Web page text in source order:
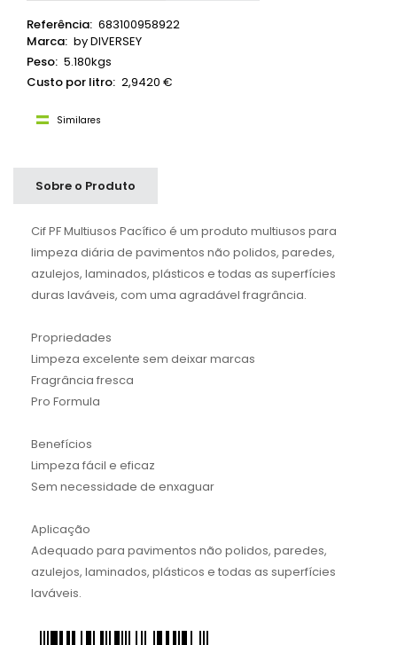
Referência: 683100958922
Marca: by DIVERSEY
Peso: 5.180kgs
Custo por litro: 2,9420 €
Similares
Sobre o Produto
Cif PF Multiusos Pacífico é um produto multiusos para
limpeza diária de pavimentos não polidos, paredes,
azulejos, laminados, plásticos e todas as superfícies
duras laváveis, com uma agradável fragrância.
Propriedades
Limpeza excelente sem deixar marcas
Fragrância fresca
Pro Formula
Benefícios
Limpeza fácil e eficaz
Sem necessidade de enxaguar
Aplicação
Adequado para pavimentos não polidos, paredes,
azulejos, laminados, plásticos e todas as superfícies
laváveis.